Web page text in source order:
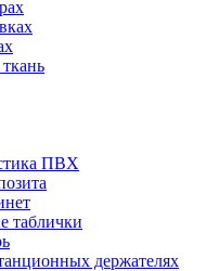
ПВХ
таблички
держателях